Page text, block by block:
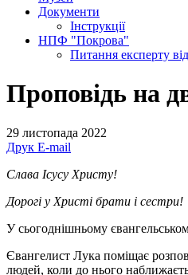
Документи
Інструкції
НПФ "Покрова"
Питання експерту
Проповідь на
29 листопада 2022
Друк E-mail
Слава Ісусу Христу!
Дорогі у Христі брати і сестри!
У сьогоднішньому
Євангелист Лука поміщає
людей, коли до нього